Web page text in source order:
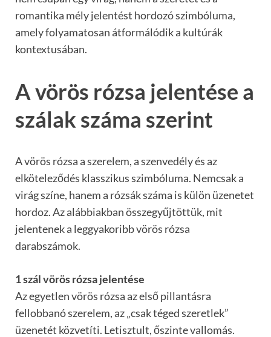
romantika mély jelentést hordozó szimbóluma,
amely folyamatosan átformálódik a kultúrák
kontextusában.
A vörös rózsa jelentése a
szálak száma szerint
A vörös rózsa a szerelem, a szenvedély és az
elköteleződés klasszikus szimbóluma. Nemcsak a
virág színe, hanem a rózsák száma is külön üzenetet
hordoz. Az alábbiakban összegyűjtöttük, mit
jelentenek a leggyakoribb vörös rózsa
darabszámok.
1 szál vörös rózsa jelentése
Az egyetlen vörös rózsa az első pillantásra
fellobbanó szerelem, az „csak téged szeretlek”
üzenetét közvetíti. Letisztult, őszinte vallomás.